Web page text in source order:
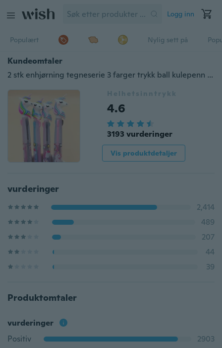
Logg inn
Populært Nylig sett på
Kundeomtaler
2 stk enhjørning tegneserie 3 farger trykk ball kulepenn skolekontor rekvisita gavepapir
Helhetsinntrykk
4.6
3193 vurderinger
Vis produktdetaljer
vurderinger
2,414
489
207
44
39
Produktomtaler
vurderinger
Positiv
2903